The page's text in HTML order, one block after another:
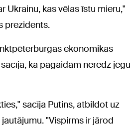
Ukrainu, kas vēlas īstu mieru,"
prezidents.
ekonomikas
ka pagaidām neredz jēgu
sacīja Putins, atbildot uz
"Vispirms ir jārod